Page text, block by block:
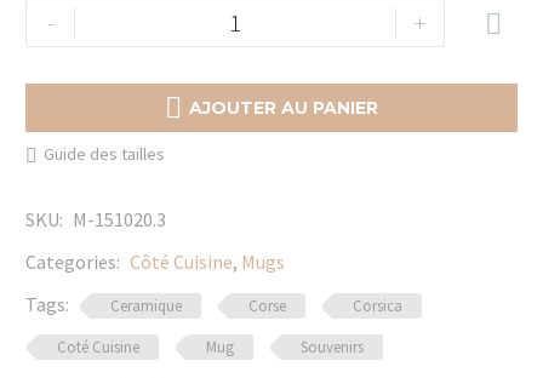
-
quantité
de
de
Corse
+
 AJOUTER AU PANIER

Guide des tailles
SKU: M-151020.3
Categories: Côté Cuisine, Mugs
Tags:
Ceramique Corse
Corsica
Coté Cuisine
Mug Souvenirs